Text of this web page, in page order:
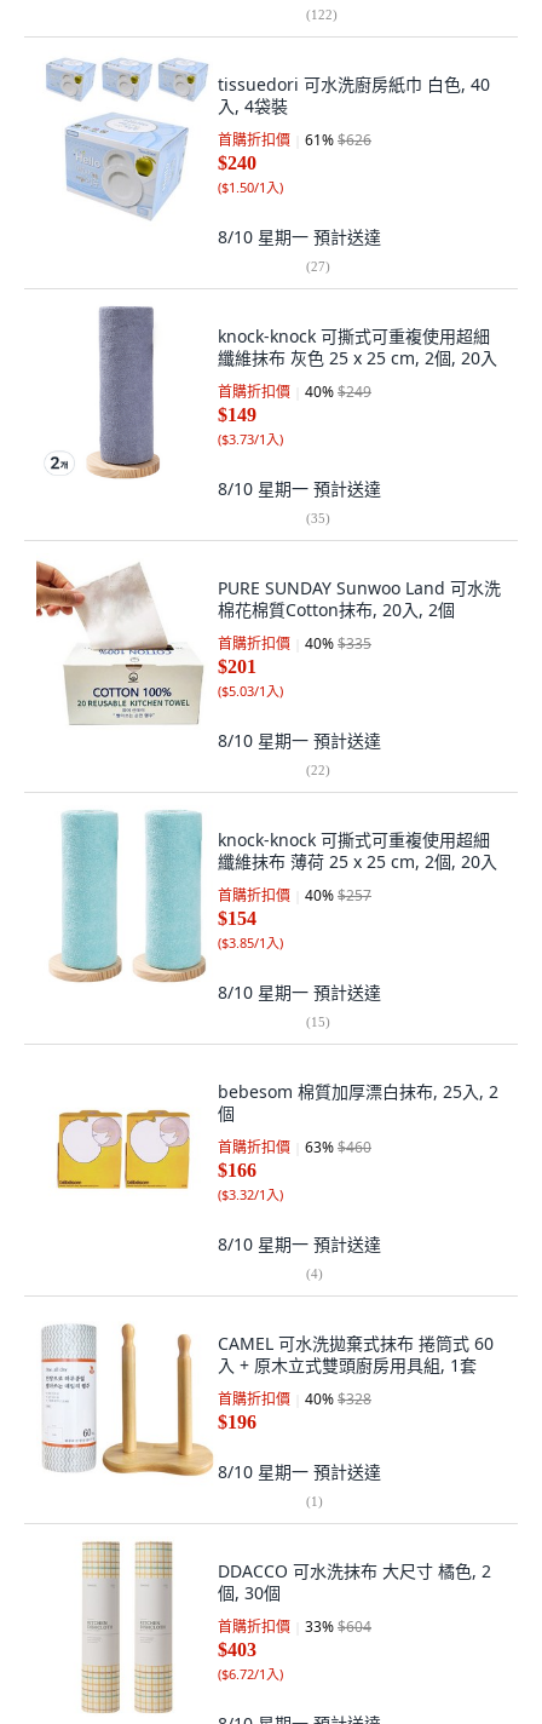
(122)
tissuedori 可水洗廚房紙巾 白色, 40
入, 4袋裝
首購折扣價 61%$626
$240
($1.50/1入)
8/10 星期一 預計送達
(27)
knock-knock 可撕式可重複使用超細
纖維抹布 灰色 25 x 25 cm, 2個, 20入
首購折扣價 40%$249
$149
($3.73/1入)
8/10 星期一 預計送達
(35)
PURE SUNDAY Sunwoo Land 可水洗
棉花棉質Cotton抹布, 20入, 2個
首購折扣價 40%$335
$201
($5.03/1入)
8/10 星期一 預計送達
(22)
knock-knock 可撕式可重複使用超細
纖維抹布 薄荷 25 x 25 cm, 2個, 20入
首購折扣價 40%$257
$154
($3.85/1入)
8/10 星期一 預計送達
(15)
bebesom 棉質加厚漂白抹布, 25入, 2
個
首購折扣價 63%$460
$166
($3.32/1入)
8/10 星期一 預計送達
(4)
CAMEL 可水洗拋棄式抹布 捲筒式 60
入 + 原木立式雙頭廚房用具組, 1套
首購折扣價 40%$328
$196
8/10 星期一 預計送達
(1)
DDACCO 可水洗抹布 大尺寸 橘色, 2
個, 30個
首購折扣價 33%$604
$403
($6.72/1入)